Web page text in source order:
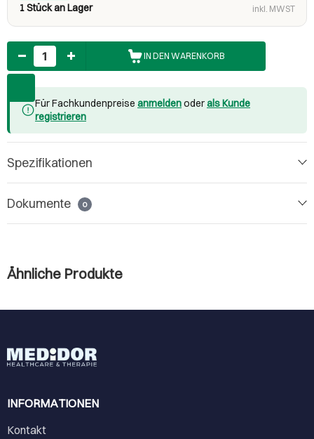
1 Stück an Lager inkl. MWST
Anzahl
IN DEN WARENKORB
Für Fachkundenpreise anmeldenoderals Kunde
registrieren
Spezifikationen
Dokumente 0
Ähnliche Produkte
INFORMATIONEN
Kontakt